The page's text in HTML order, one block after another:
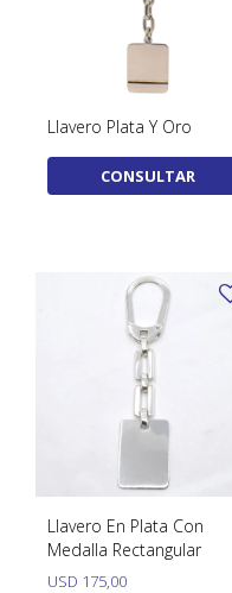
Llavero Plata Y Oro
CONSULTAR
Llavero En Plata Con
Medalla Rectangular
USD 175,00